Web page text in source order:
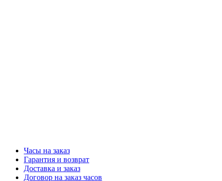
Часы на заказ
Гарантия и возврат
Доставка и заказ
Договор на заказ часов